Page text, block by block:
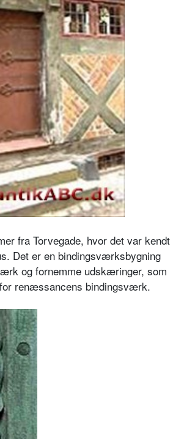
fra Torvegade, hvor det var kendt
Det er en bindingsværksbygning
og fornemme udskæringer, som
renæssancens bindingsværk.